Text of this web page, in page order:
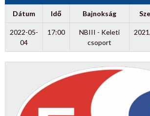
Dátum Idő Bajnokság
2022-05-
04
17:00
NBIII - Keleti
csoport